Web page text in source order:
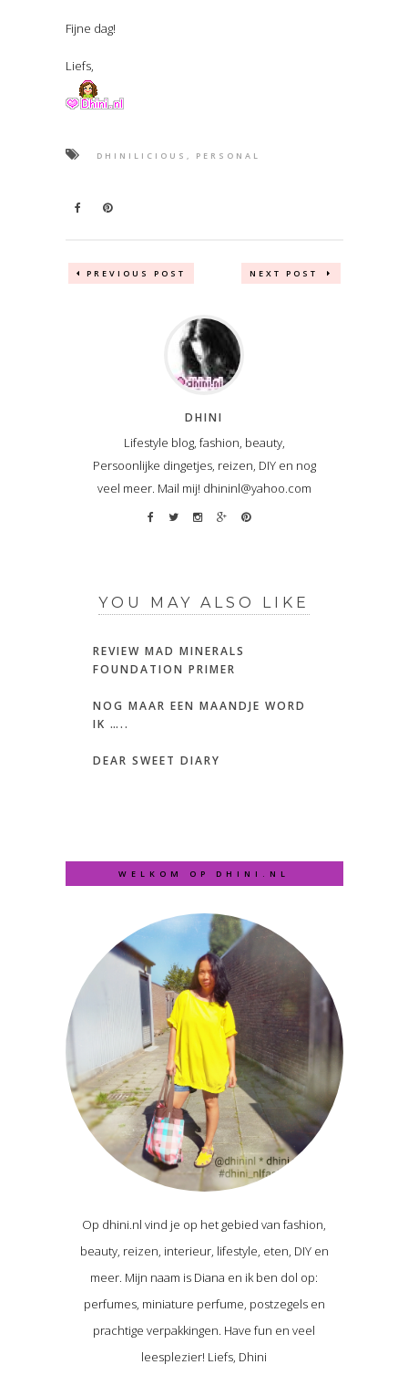
Fijne dag!
Liefs,
DHINILICIOUS, PERSONAL
PREVIOUS POST NEXT POST
DHINI
Lifestyle blog, fashion, beauty,
Persoonlijke dingetjes, reizen, DIY en nog
veel meer. Mail mij! dhininl@yahoo.com
YOU MAY ALSO LIKE
REVIEW MAD MINERALS
FOUNDATION PRIMER
NOG MAAR EEN MAANDJE WORD
IK …..
DEAR SWEET DIARY
WELKOM OP DHINI.NL
Op dhini.nl vind je op het gebied van fashion,
beauty, reizen, interieur, lifestyle, eten, DIY en
meer. Mijn naam is Diana en ik ben dol op:
perfumes, miniature perfume, postzegels en
prachtige verpakkingen. Have fun en veel
leesplezier! Liefs, Dhini